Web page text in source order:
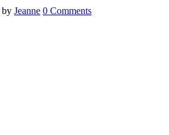
by Jeanne 0 Comments